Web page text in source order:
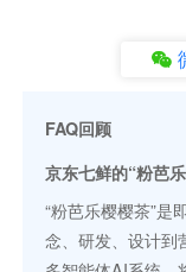
FAQ回顾
京东七鲜的“粉芭
“粉芭乐樱樱茶”是
念、研发、设计到